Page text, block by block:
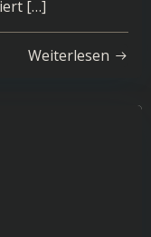
[…]
Weiterlesen